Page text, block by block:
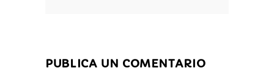
PUBLICA UN COMENTARIO